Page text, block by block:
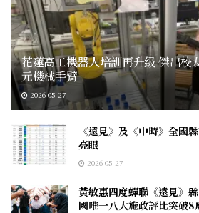
花蓮高工機器人培訓再升級 傑出校
元機械手臂
2026-05-27
《遠見》及《中時》全
亮眼
2026-05-27
黃敏惠四度蟬聯《遠見》
國唯一八大施政評比突破8